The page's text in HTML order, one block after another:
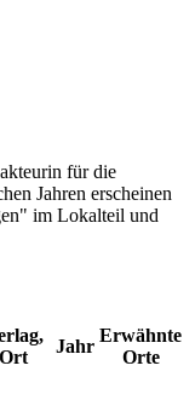
für die
Jahren erscheinen
im Lokalteil und
Ort
Jahr
Erwähnte
Orte